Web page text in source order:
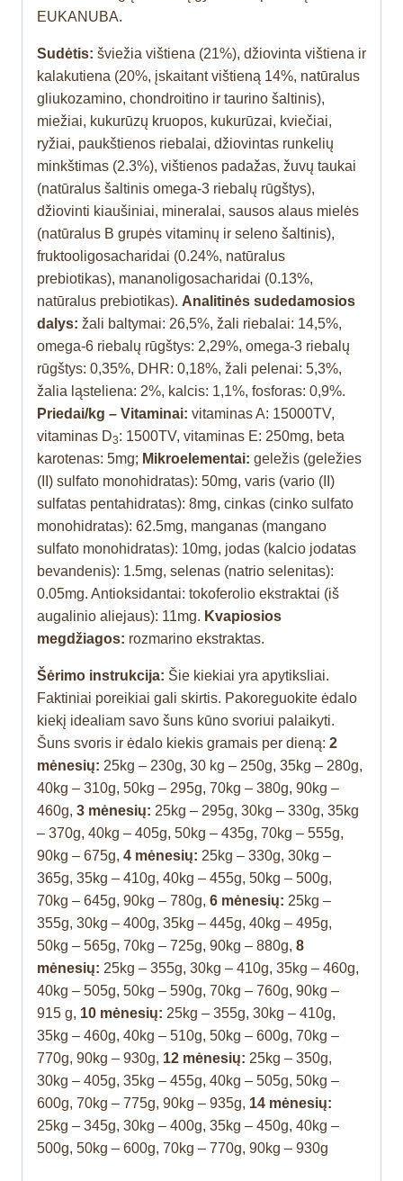
EUKANUBA.
Sudėtis: šviežia vištiena (21%), džiovinta vištiena ir
kalakutiena (20%, įskaitant vištieną 14%, natūralus
gliukozamino, chondroitino ir taurino šaltinis),
miežiai, kukurūzų kruopos, kukurūzai, kviečiai,
ryžiai, paukštienos riebalai, džiovintas runkelių
minkštimas (2.3%), vištienos padažas, žuvų taukai
(natūralus šaltinis omega-3 riebalų rūgštys),
džiovinti kiaušiniai, mineralai, sausos alaus mielės
(natūralus B grupės vitaminų ir seleno šaltinis),
fruktooligosacharidai (0.24%, natūralus
prebiotikas), mananoligosacharidai (0.13%,
natūralus prebiotikas). Analitinės sudedamosios
dalys: žali baltymai: 26,5%, žali riebalai: 14,5%,
omega-6 riebalų rūgštys: 2,29%, omega-3 riebalų
rūgštys: 0,35%, DHR: 0,18%, žali pelenai: 5,3%,
žalia ląsteliena: 2%, kalcis: 1,1%, fosforas: 0,9%.
Priedai/kg – Vitaminai: vitaminas A: 15000TV,
vitaminas D3: 1500TV, vitaminas E: 250mg, beta
karotenas: 5mg; Mikroelementai: geležis (geležies
(II) sulfato monohidratas): 50mg, varis (vario (II)
sulfatas pentahidratas): 8mg, cinkas (cinko sulfato
monohidratas): 62.5mg, manganas (mangano
sulfato monohidratas): 10mg, jodas (kalcio jodatas
bevandenis): 1.5mg, selenas (natrio selenitas):
0.05mg. Antioksidantai: tokoferolio ekstraktai (iš
augalinio aliejaus): 11mg. Kvapiosios
megdžiagos: rozmarino ekstraktas.
Šėrimo instrukcija: Šie kiekiai yra apytiksliai.
Faktiniai poreikiai gali skirtis. Pakoreguokite ėdalo
kiekį idealiam savo šuns kūno svoriui palaikyti.
Šuns svoris ir ėdalo kiekis gramais per dieną: 2
mėnesių: 25kg – 230g, 30 kg – 250g, 35kg – 280g,
40kg – 310g, 50kg – 295g, 70kg – 380g, 90kg –
460g, 3 mėnesių: 25kg – 295g, 30kg – 330g, 35kg
– 370g, 40kg – 405g, 50kg – 435g, 70kg – 555g,
90kg – 675g, 4 mėnesių: 25kg – 330g, 30kg –
365g, 35kg – 410g, 40kg – 455g, 50kg – 500g,
70kg – 645g, 90kg – 780g, 6 mėnesių: 25kg –
355g, 30kg – 400g, 35kg – 445g, 40kg – 495g,
50kg – 565g, 70kg – 725g, 90kg – 880g, 8
mėnesių: 25kg – 355g, 30kg – 410g, 35kg – 460g,
40kg – 505g, 50kg – 590g, 70kg – 760g, 90kg –
915 g, 10 mėnesių: 25kg – 355g, 30kg – 410g,
35kg – 460g, 40kg – 510g, 50kg – 600g, 70kg –
770g, 90kg – 930g, 12 mėnesių: 25kg – 350g,
30kg – 405g, 35kg – 455g, 40kg – 505g, 50kg –
600g, 70kg – 775g, 90kg – 935g, 14 mėnesių:
25kg – 345g, 30kg – 400g, 35kg – 450g, 40kg –
500g, 50kg – 600g, 70kg – 770g, 90kg – 930g